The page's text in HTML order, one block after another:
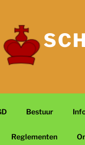
Bestuur
Reglementen